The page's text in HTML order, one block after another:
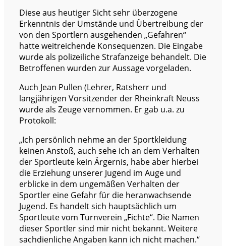
Diese aus heutiger Sicht sehr überzogene
Erkenntnis der Umstände und Übertreibung der
von den Sportlern ausgehenden „Gefahren“
hatte weitreichende Konsequenzen. Die Eingabe
wurde als polizeiliche Strafanzeige behandelt. Die
Betroffenen wurden zur Aussage vorgeladen.
Auch Jean Pullen (Lehrer, Ratsherr und
langjährigen Vorsitzender der Rheinkraft Neuss
wurde als Zeuge vernommen. Er gab u.a. zu
Protokoll:
„Ich persönlich nehme an der Sportkleidung
keinen Anstoß, auch sehe ich an dem Verhalten
der Sportleute kein Ärgernis, habe aber hierbei
die Erziehung unserer Jugend im Auge und
erblicke in dem ungemäßen Verhalten der
Sportler eine Gefahr für die heranwachsende
Jugend. Es handelt sich hauptsächlich um
Sportleute vom Turnverein „Fichte“. Die Namen
dieser Sportler sind mir nicht bekannt. Weitere
sachdienliche Angaben kann ich nicht machen.“